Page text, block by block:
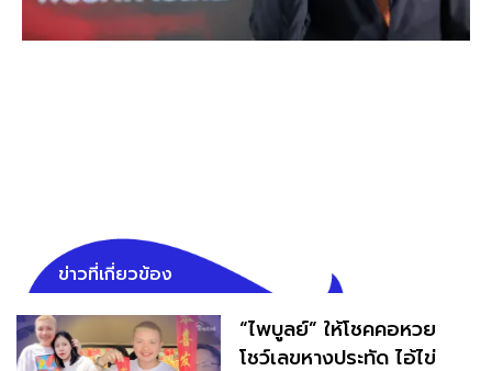
ข่าวที่เกี่ยวข้อง
“ไพบูลย์” ให้โชคคอหวย
โชว์เลขหางประทัด ไอ้ไข่